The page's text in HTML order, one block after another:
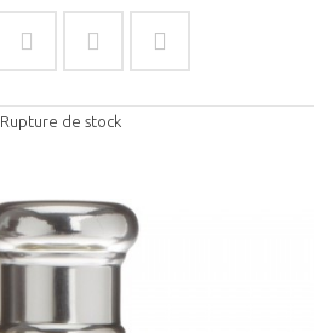
Rupture de stock